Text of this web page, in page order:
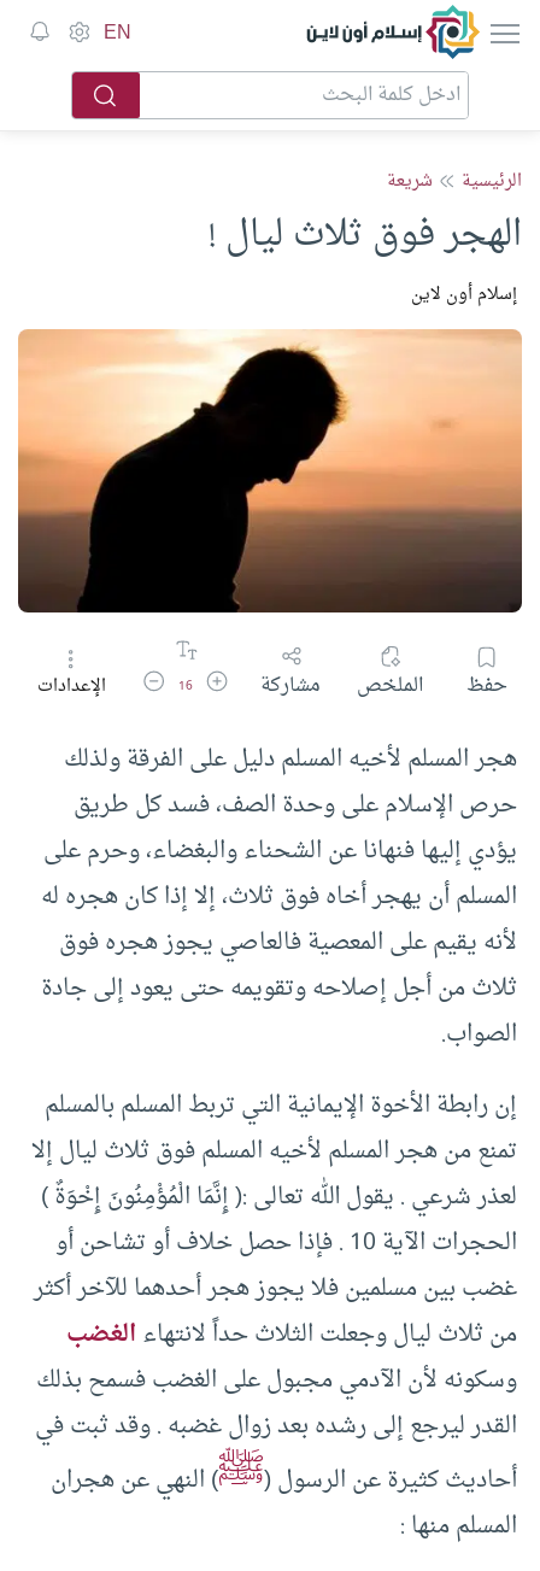
إسلام أون لاين EN
الرئيسية شريعة
الهجر فوق ثلاث ليال !
إسلام أون لاين
حفظ الملخص مشاركة زيادة حجم الخط
16 تقليل حجم الخط
الإعدادات
هجر المسلم لأخيه المسلم دليل على الفرقة ولذلك
حرص الإسلام على وحدة الصف، فسد كل طريق
يؤدي إليها فنهانا عن الشحناء والبغضاء، وحرم على
المسلم أن يهجر أخاه فوق ثلاث، إلا إذا كان هجره له
لأنه يقيم على المعصية فالعاصي يجوز هجره فوق
ثلاث من أجل إصلاحه وتقويمه حتى يعود إلى جادة
الصواب.
إن رابطة الأخوة الإيمانية التي تربط المسلم بالمسلم
تمنع من هجر المسلم لأخيه المسلم فوق ثلاث ليال إلا
لعذر شرعي . يقول الله تعالى :( إِنَّمَا الْمُؤْمِنُونَ إِخْوَةٌ )
الحجرات الآية 10 . فإذا حصل خلاف أو تشاحن أو
غضب بين مسلمين فلا يجوز هجر أحدهما للآخر أكثر
من ثلاث ليال وجعلت الثلاث حداً لانتهاءالغضب
وسكونه لأن الآدمي مجبول على الغضب فسمح بذلك
القدر ليرجع إلى رشده بعد زوال غضبه . وقد ثبت في
أحاديث كثيرة عن الرسول (ﷺ) النهي عن هجران
المسلم منها :